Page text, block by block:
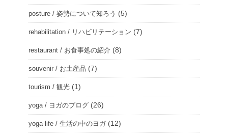
posture / 姿勢について知ろう (5)
rehabilitation / リハビリテーション (7)
restaurant / お食事処の紹介 (8)
souvenir / お土産品 (7)
tourism / 観光 (1)
yoga / ヨガのブログ (26)
yoga life / 生活の中のヨガ(12)